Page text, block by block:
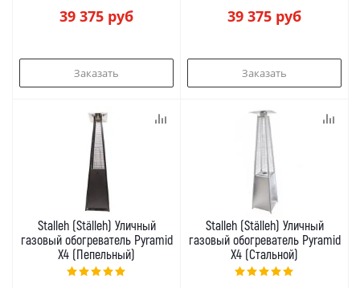
39 375 руб
Заказать
39 375 руб
Заказать
Stalleh (Ställeh) Уличный
газовый обогреватель Pyramid
X4 (Пепельный)
Stalleh (Ställeh) Уличный
газовый обогреватель Pyramid
X4 (Стальной)